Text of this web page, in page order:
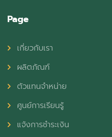
Page
เกี่ยวกับเรา
ผลิตภัณฑ์
ตัวแทนจำหน่าย
ศูนย์การเรียนรู้
แจ้งการชำระเงิน